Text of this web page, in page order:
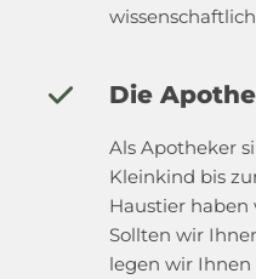
 Die
Als Apotheker
Kleinkind bis
Haustier haben
Sollten wir
legen wir Ihnen